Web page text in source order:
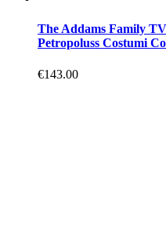
The Addams Family
Petropoluss Costumi
€143.00